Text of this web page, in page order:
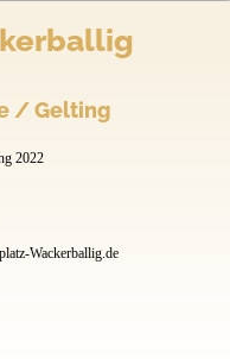
/ Gelting
2022
Wackerballig.de